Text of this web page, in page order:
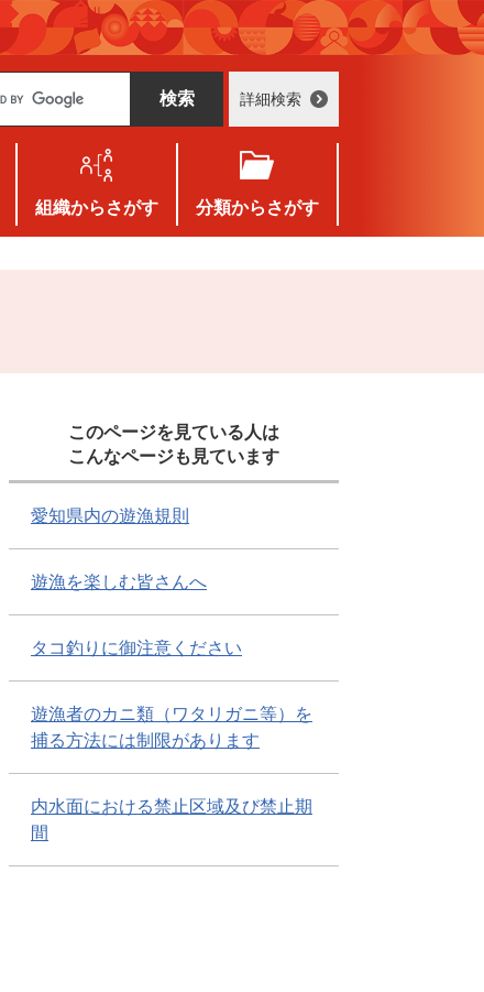
詳細検索
組織からさがす 分類からさがす
このページを見ている人は
こんなページも見ています
愛知県内の遊漁規則
遊漁を楽しむ皆さんへ
タコ釣りに御注意ください
遊漁者のカニ類（ワタリガニ等）を
捕る方法には制限があります
内水面における禁止区域及び禁止期
間